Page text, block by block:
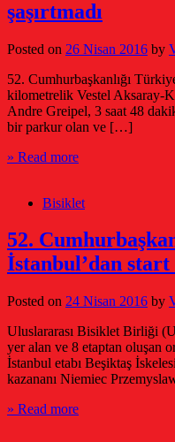
şaşırtmadı
Posted on 26 Nisan 2016 by
52. Cumhurbaşkanlığı
kilometrelik Vestel Aksaray-
Andre Greipel, 3 saat 48
bir parkur olan ve […]
» Read more
Bisiklet
52.
İstanbul’dan start
Posted on 24 Nisan 2016 by
Uluslararası Bisiklet Birliği
yer alan ve 8 etaptan oluşan
İstanbul etabı Beşiktaş
kazananı Niemiec
» Read more